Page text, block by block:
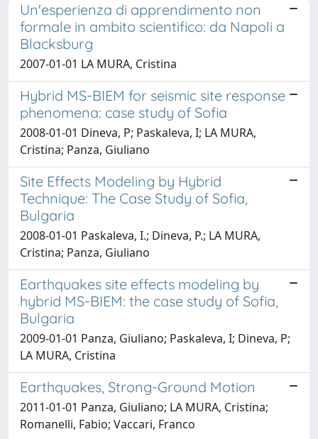
Un'esperienza di apprendimento non
formale in ambito scientifico: da Napoli a
Blacksburg
2007-01-01 LA MURA, Cristina
Hybrid MS-BIEM for seismic site response
phenomena: case study of Sofia
2008-01-01 Dineva, P; Paskaleva, I; LA MURA,
Cristina; Panza, Giuliano
Site Effects Modeling by Hybrid
Technique: The Case Study of Sofia,
Bulgaria
2008-01-01 Paskaleva, I.; Dineva, P.; LA MURA,
Cristina; Panza, Giuliano
Earthquakes site effects modeling by
hybrid MS-BIEM: the case study of Sofia,
Bulgaria
2009-01-01 Panza, Giuliano; Paskaleva, I; Dineva, P;
LA MURA, Cristina
Earthquakes, Strong-Ground Motion
2011-01-01 Panza, Giuliano; LA MURA, Cristina;
Romanelli, Fabio; Vaccari, Franco